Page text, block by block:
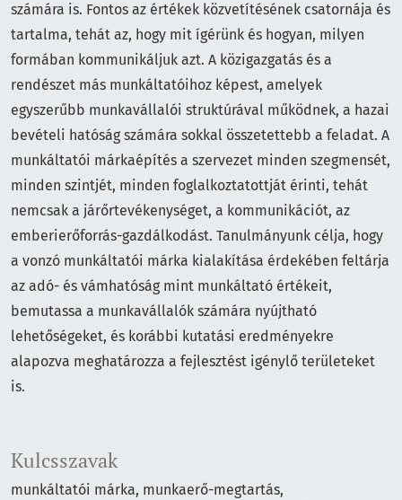
Kulcsszavak
munkáltatói márka munkaerő-megtartás
számára is. Fontos az értékek közvetítésének csatornája és
tartalma, tehát az, hogy mit ígérünk és hogyan, milyen
formában kommunikáljuk azt. A közigazgatás és a
rendészet más munkáltatóihoz képest, amelyek
egyszerűbb munkavállalói struktúrával működnek, a hazai
bevételi hatóság számára sokkal összetettebb a feladat. A
munkáltatói márkaépítés a szervezet minden szegmensét,
minden szintjét, minden foglalkoztatottját érinti, tehát
nemcsak a járőrtevékenységet, a kommunikációt, az
emberierőforrás-gazdálkodást. Tanulmányunk célja, hogy
a vonzó munkáltatói márka kialakítása érdekében feltárja
az adó- és vámhatóság mint munkáltató értékeit,
bemutassa a munkavállalók számára nyújtható
lehetőségeket, és korábbi kutatási eredményekre
alapozva meghatározza a fejlesztést igénylő területeket
is.